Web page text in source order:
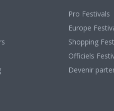
Pro Festivals
Europe
Shopping
Officiels
Devenir